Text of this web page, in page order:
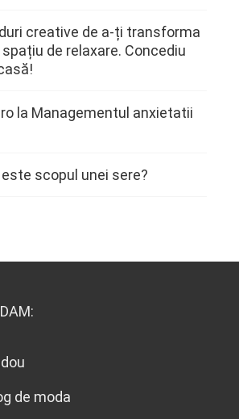
creative de a-ți transforma
de relaxare. Concediu
la Managementul anxietatii
este scopul unei sere?
de moda